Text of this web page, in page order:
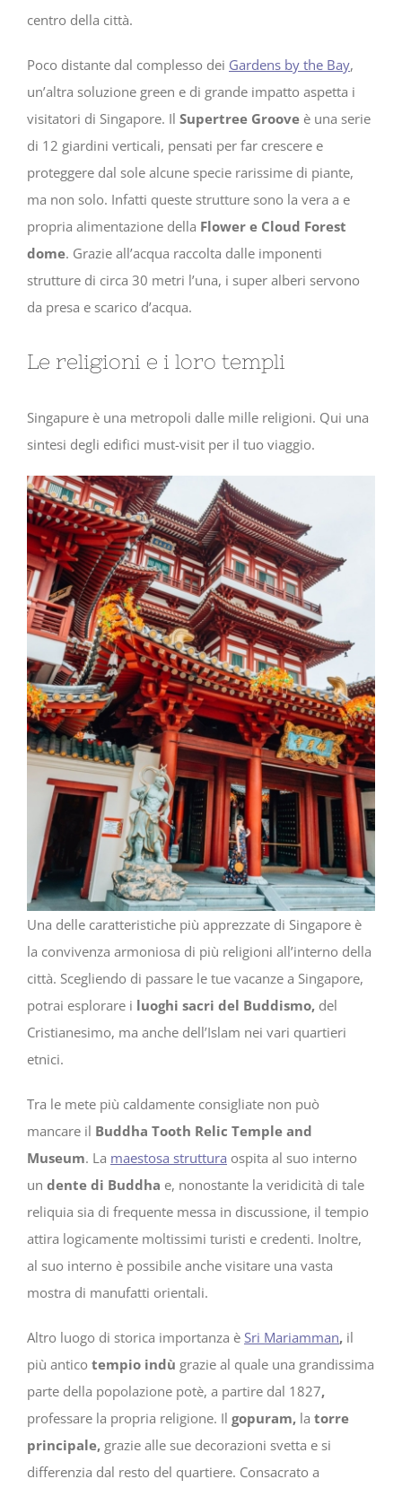
centro della città.
Poco distante dal complesso dei Gardens by the Bay,
un’altra soluzione green e di grande impatto aspetta i
visitatori di Singapore. Il Supertree Groove è una serie
di 12 giardini verticali, pensati per far crescere e
proteggere dal sole alcune specie rarissime di piante,
ma non solo. Infatti queste strutture sono la vera a e
propria alimentazione della Flower e Cloud Forest
dome. Grazie all’acqua raccolta dalle imponenti
strutture di circa 30 metri l’una, i super alberi servono
da presa e scarico d’acqua.
Le religioni e i loro templi
Singapure è una metropoli dalle mille religioni. Qui una
sintesi degli edifici must-visit per il tuo viaggio.
Una delle caratteristiche più apprezzate di Singapore è
la convivenza armoniosa di più religioni all’interno della
città. Scegliendo di passare le tue vacanze a Singapore,
potrai esplorare i luoghi sacri del Buddismo, del
Cristianesimo, ma anche dell’Islam nei vari quartieri
etnici.
Tra le mete più caldamente consigliate non può
mancare il Buddha Tooth Relic Temple and
Museum. La maestosa struttura ospita al suo interno
un dente di Buddha e, nonostante la veridicità di tale
reliquia sia di frequente messa in discussione, il tempio
attira logicamente moltissimi turisti e credenti. Inoltre,
al suo interno è possibile anche visitare una vasta
mostra di manufatti orientali.
Altro luogo di storica importanza è Sri Mariamman, il
più antico tempio indù grazie al quale una grandissima
parte della popolazione potè, a partire dal 1827,
professare la propria religione. Il gopuram, la torre
principale, grazie alle sue decorazioni svetta e si
differenzia dal resto del quartiere. Consacrato a